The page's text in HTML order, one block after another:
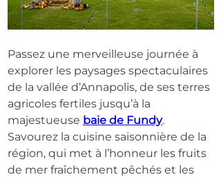
Passez une merveilleuse journée à
explorer les paysages spectaculaires
de la vallée d’Annapolis, de ses terres
agricoles fertiles jusqu’à la
majestueuse baie de Fundy.
Savourez la cuisine saisonnière de la
région, qui met à l’honneur les fruits
de mer fraîchement pêchés et les